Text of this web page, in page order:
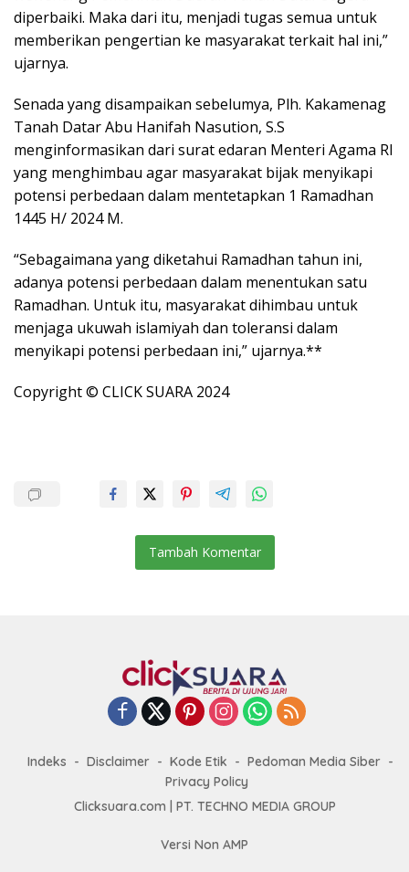
diperbaiki. Maka dari itu, menjadi tugas semua untuk
memberikan pengertian ke masyarakat terkait hal ini,”
ujarnya.
Senada yang disampaikan sebelumya, Plh. Kakamenag
Tanah Datar Abu Hanifah Nasution, S.S
menginformasikan dari surat edaran Menteri Agama RI
yang menghimbau agar masyarakat bijak menyikapi
potensi perbedaan dalam mentetapkan 1 Ramadhan
1445 H/ 2024 M.
“Sebagaimana yang diketahui Ramadhan tahun ini,
adanya potensi perbedaan dalam menentukan satu
Ramadhan. Untuk itu, masyarakat dihimbau untuk
menjaga ukuwah islamiyah dan toleransi dalam
menyikapi potensi perbedaan ini,” ujarnya.**
Copyright © CLICK SUARA 2024
Tambah Komentar
Indeks Disclaimer Kode Etik
Pedoman Media Siber
Privacy Policy
Clicksuara.com | PT. TECHNO MEDIA GROUP
Versi Non AMP